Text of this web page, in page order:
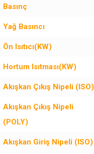
Basınç
Yağ Basıncı
Ön Isıtıcı(KW)
Hortum Isıtması(KW)
Akışkan Çıkış Nipeli (ISO)
Akışkan Çıkış Nipeli
(POLY)
Akışkan Giriş Nipeli (ISO)